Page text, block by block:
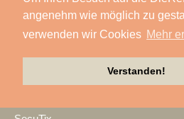
angenehm wie möglich zu
verwenden wir Cookies Mehr
Verstanden!
SCHACHZUG
Scheinwurf
Schnick-Schnack-Systems
Screen Visions